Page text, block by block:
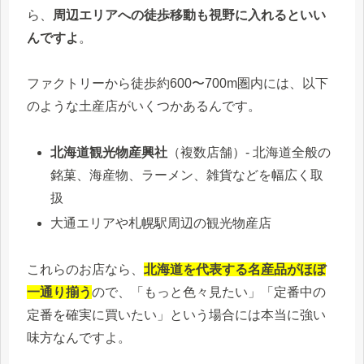
ら、
周辺エリアへの徒歩移動も視野に入れるといい
んですよ 。
ファクトリーから徒歩約600〜700m圏内には、以下
のような土産店がいくつかあるんです。
北海道観光物産興社 （複数店舗）- 北海道全般の
銘菓、海産物、ラーメン、雑貨などを幅広く取
扱
大通エリアや札幌駅周辺の観光物産店
これらのお店なら、 北海道を代表する名産品がほぼ
一通り揃うので、「もっと色々見たい」「定番中の
定番を確実に買いたい」という場合には本当に強い
味方なんですよ。